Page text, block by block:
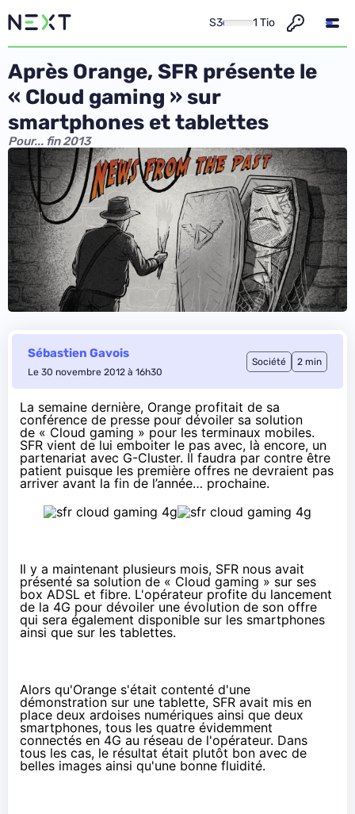
S3 1 Tio
Après Orange, SFR présente le
« Cloud gaming » sur
smartphones et tablettes
Pour... fin 2013
Sébastien Gavois
Le 30 novembre 2012 à 16h30
Société 2 min
La semaine dernière, Orange profitait de sa
conférence de presse pour dévoiler sa solution
de « Cloud gaming » pour les terminaux mobiles.
SFR vient de lui emboiter le pas avec, là encore, un
partenariat avec G-Cluster. Il faudra par contre être
patient puisque les première offres ne devraient pas
arriver avant la fin de l’année… prochaine.
Il y a maintenant plusieurs mois, SFR nous avait
présenté sa solution de « Cloud gaming » sur ses
box ADSL et fibre. L'opérateur profite du lancement
de la 4G pour dévoiler une évolution de son offre
qui sera également disponible sur les smartphones
ainsi que sur les tablettes.
Alors qu'Orange s'était contenté d'une
démonstration sur une tablette, SFR avait mis en
place deux ardoises numériques ainsi que deux
smartphones, tous les quatre évidemment
connectés en 4G au réseau de l'opérateur. Dans
tous les cas, le résultat était plutôt bon avec de
belles images ainsi qu'une bonne fluidité.